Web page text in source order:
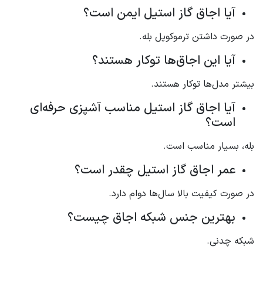
آیا اجاق گاز استیل ایمن است؟
در صورت داشتن ترموکوپل بله.
آیا این اجاق‌ها توکار هستند؟
بیشتر مدل‌ها توکار هستند.
آیا اجاق گاز استیل مناسب آشپزی حرفه‌ای
است؟
بله، بسیار مناسب است.
عمر اجاق گاز استیل چقدر است؟
در صورت کیفیت بالا سال‌ها دوام دارد.
بهترین جنس شبکه اجاق چیست؟
شبکه چدنی.